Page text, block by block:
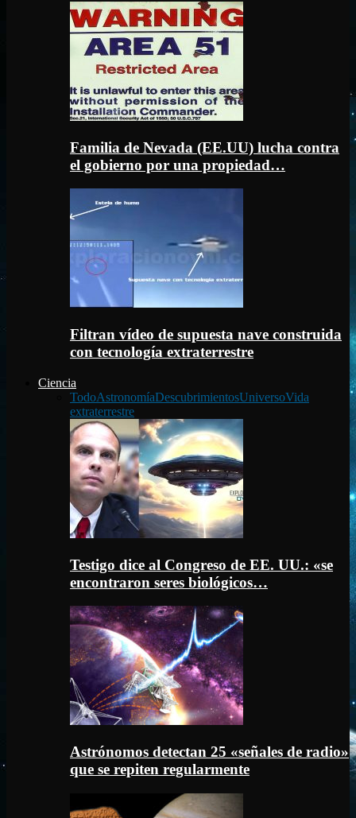
Familia de Nevada (EE.UU) lucha contra
el gobierno por una propiedad…
Filtran vídeo de supuesta nave construida
con tecnología extraterrestre
Ciencia
TodoAstronomíaDescubrimientosUniversoVida
extraterrestre
Testigo dice al Congreso de EE. UU.: «se
encontraron seres biológicos…
Astrónomos detectan 25 «señales de radio»
que se repiten regularmente